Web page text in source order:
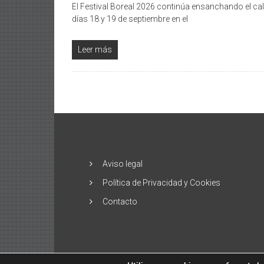
El Festival Boreal 2026 continúa ensanchando el
días 18 y 19 de septiembre en el
Leer más
Aviso legal
Política de Privacidad y Cookies
Contacto